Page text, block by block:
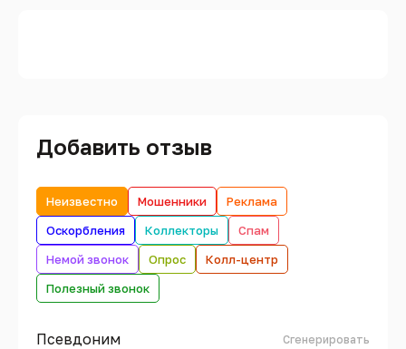
Добавить отзыв
Неизвестно Мошенники
Реклама
Оскорбления
Коллекторы
Спам
Немой звонок
Опрос
Колл-центр
Полезный звонок
Псевдоним Сгенерировать